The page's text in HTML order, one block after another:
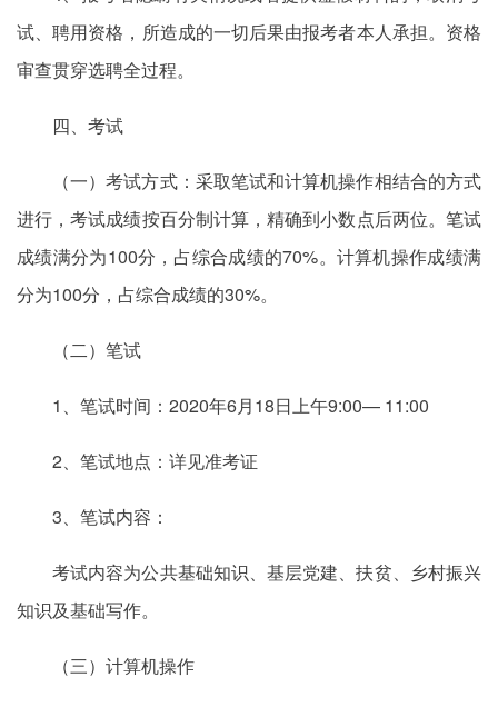
试、聘用资格，所造成的一切后果由报考者本人承担。资格
审查贯穿选聘全过程。
四、考试
（一）考试方式：采取笔试和计算机操作相结合的方式
进行，考试成绩按百分制计算，精确到小数点后两位。笔试
成绩满分为100分，占综合成绩的70%。计算机操作成绩满
分为100分，占综合成绩的30%。
（二）笔试
1、笔试时间：2020年6月18日上午9:00— 11:00
2、笔试地点：详见准考证
3、笔试内容：
考试内容为公共基础知识、基层党建、扶贫、乡村振兴
知识及基础写作。
（三）计算机操作